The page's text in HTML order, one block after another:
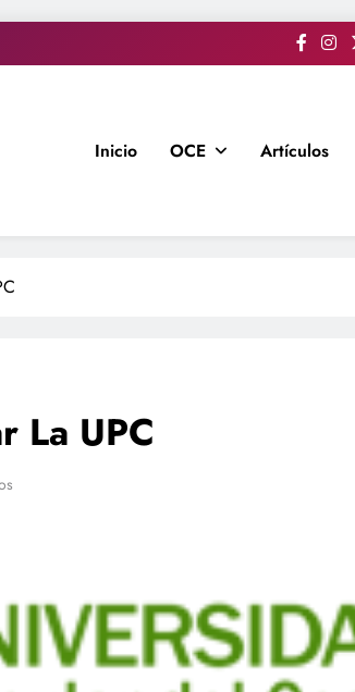
Inicio OCE Artículos
La UPC